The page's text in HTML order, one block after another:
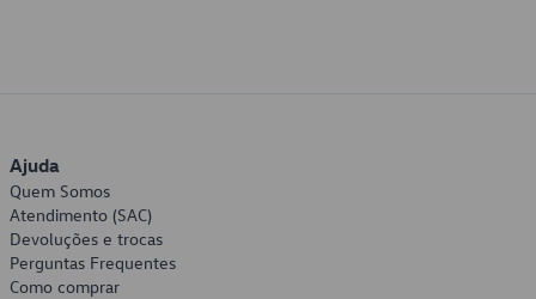
Ajuda
Quem Somos
Atendimento (SAC)
Devoluções e trocas
Perguntas Frequentes
Como comprar